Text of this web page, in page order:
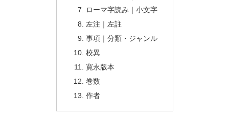
ローマ字読み｜小文字
左注｜左註
事項｜分類・ジャンル
校異
寛永版本
巻数
作者